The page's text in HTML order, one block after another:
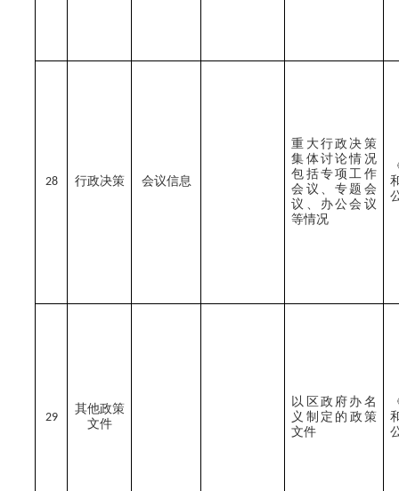
28 行政决策 会议信息
重大行政决策
集体讨论情况
包括专项工作
会议、专题会
议、办公会议
等情况
29
其他政策
文件
以区政府办名
义制定的 政策
文件